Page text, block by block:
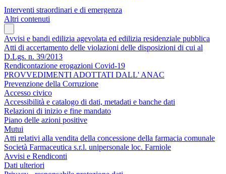
Interventi straordinari e di emergenza
Altri contenuti
Avvisi e bandi edilizia agevolata ed edilizia residenziale pubblica
Atti di accertamento delle violazioni delle disposizioni di cui al
D.Lgs. n. 39/2013
Rendicontazione erogazioni Covid-19
PROVVEDIMENTI ADOTTATI DALL' ANAC
Prevenzione della Corruzione
Accesso civico
Accessibilità e catalogo di dati, metadati e banche dati
Relazioni di inizio e fine mandato
Piano delle azioni positive
Mutui
Atti relativi alla vendita della concessione della farmacia comunale
Società Farmaceutica s.r.l. unipersonale loc. Farniole
Avvisi e Rendiconti
Dati ulteriori